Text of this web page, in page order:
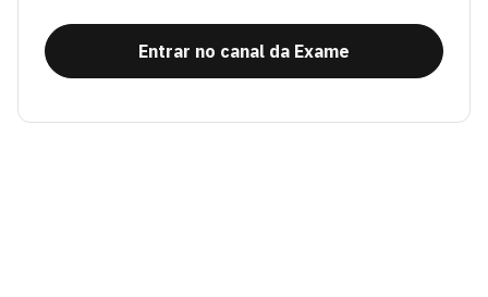
Entrar no canal da Exame